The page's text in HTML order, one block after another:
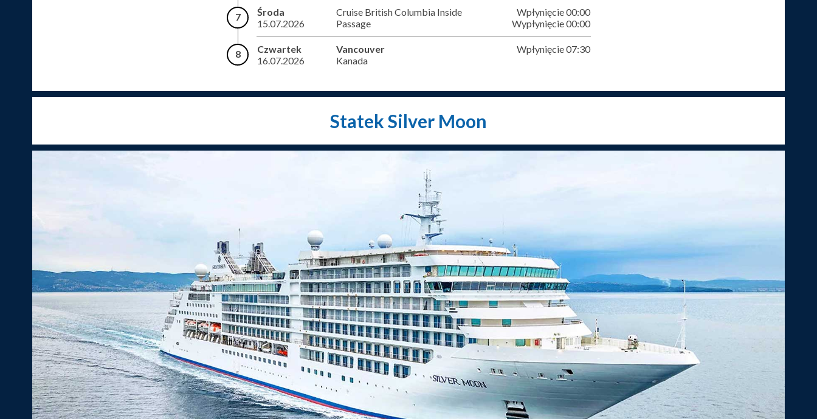
7
Środa
15.07.2026
Cruise British Columbia Inside
Passage
Wpłynięcie 00:00
Wypłynięcie 00:00
8
Czwartek
16.07.2026
Vancouver
Kanada
Wpłynięcie 07:30
Statek Silver Moon